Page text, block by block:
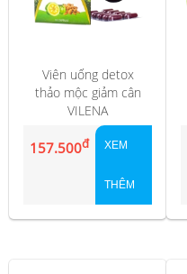
Viên uống detox
thảo mộc giảm cân
VILENA
157.500đ XEM
THÊM